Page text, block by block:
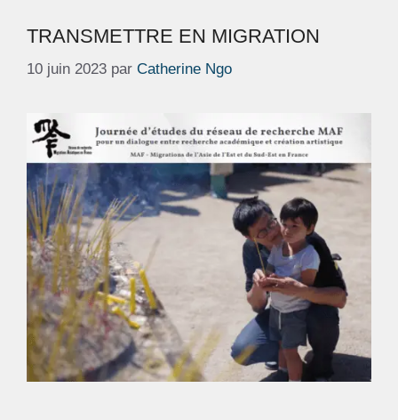
TRANSMETTRE EN MIGRATION
10 juin 2023 par Catherine Ngo